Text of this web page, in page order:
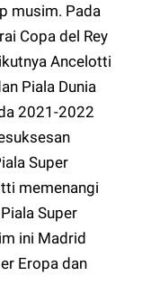
musim. Pada
Copa del Rey
Ancelotti
Piala Dunia
2021-2022
Super
memenangi
Super
ini Madrid
Eropa dan